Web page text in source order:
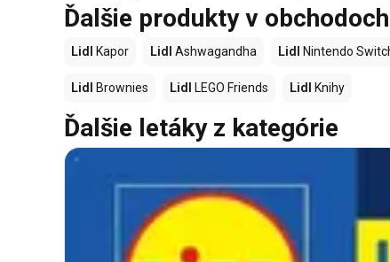
Ďalšie produkty v
Lidl Kapor Lidl Ashwagandha Lidl Nintendo
Lidl Brownies Lidl LEGO Friends Lidl Knihy
Ďalšie letáky z kategórie